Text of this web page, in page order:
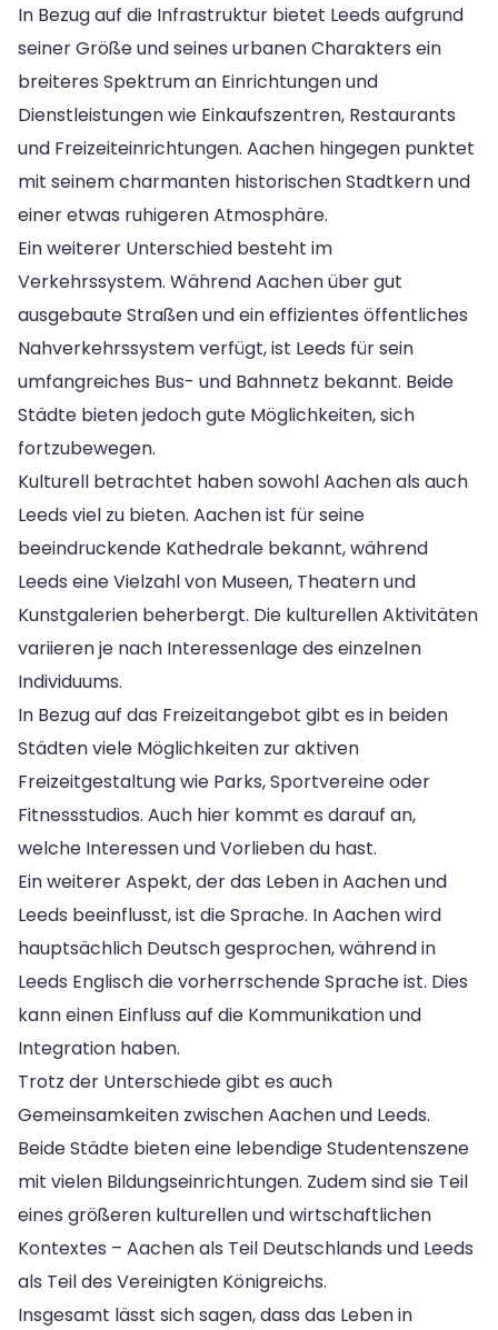
In Bezug auf die Infrastruktur bietet Leeds aufgrund
seiner Größe und seines urbanen Charakters ein
breiteres Spektrum an Einrichtungen und
Dienstleistungen wie Einkaufszentren, Restaurants
und Freizeiteinrichtungen. Aachen hingegen punktet
mit seinem charmanten historischen Stadtkern und
einer etwas ruhigeren Atmosphäre.
Ein weiterer Unterschied besteht im
Verkehrssystem. Während Aachen über gut
ausgebaute Straßen und ein effizientes öffentliches
Nahverkehrssystem verfügt, ist Leeds für sein
umfangreiches Bus- und Bahnnetz bekannt. Beide
Städte bieten jedoch gute Möglichkeiten, sich
fortzubewegen.
Kulturell betrachtet haben sowohl Aachen als auch
Leeds viel zu bieten. Aachen ist für seine
beeindruckende Kathedrale bekannt, während
Leeds eine Vielzahl von Museen, Theatern und
Kunstgalerien beherbergt. Die kulturellen Aktivitäten
variieren je nach Interessenlage des einzelnen
Individuums.
In Bezug auf das Freizeitangebot gibt es in beiden
Städten viele Möglichkeiten zur aktiven
Freizeitgestaltung wie Parks, Sportvereine oder
Fitnessstudios. Auch hier kommt es darauf an,
welche Interessen und Vorlieben du hast.
Ein weiterer Aspekt, der das Leben in Aachen und
Leeds beeinflusst, ist die Sprache. In Aachen wird
hauptsächlich Deutsch gesprochen, während in
Leeds Englisch die vorherrschende Sprache ist. Dies
kann einen Einfluss auf die Kommunikation und
Integration haben.
Trotz der Unterschiede gibt es auch
Gemeinsamkeiten zwischen Aachen und Leeds.
Beide Städte bieten eine lebendige Studentenszene
mit vielen Bildungseinrichtungen. Zudem sind sie Teil
eines größeren kulturellen und wirtschaftlichen
Kontextes – Aachen als Teil Deutschlands und Leeds
als Teil des Vereinigten Königreichs.
Insgesamt lässt sich sagen, dass das Leben in